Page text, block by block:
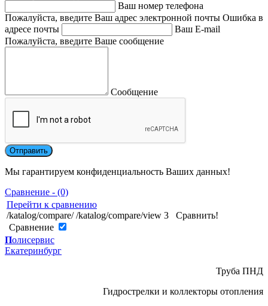
Ваш номер телефона
Пожалуйста, введите Ваш адрес электронной почты Ошибка в
адресе почты
Ваш E-mail
Пожалуйста, введите Ваше сообщение
Сообщение
Мы гарантируем конфиденциальность Ваших данных!
Сравнение - (0)
Перейти к сравнению
/katalog/compare/ /katalog/compare/view 3
Сравнить!
Cравнение
Полисервис
Екатеринбург
Труба ПНД
Гидрострелки и коллекторы отопления